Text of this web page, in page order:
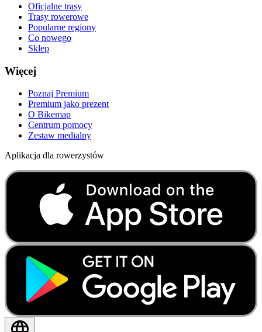
Oficjalne trasy
Trasy rowerowe
Popularne regiony
Co nowego
Sklep
Więcej
Poznaj Premium
Premium jako prezent
O Bikemap
Centrum pomocy
Zestaw medialny
Aplikacja dla rowerzystów